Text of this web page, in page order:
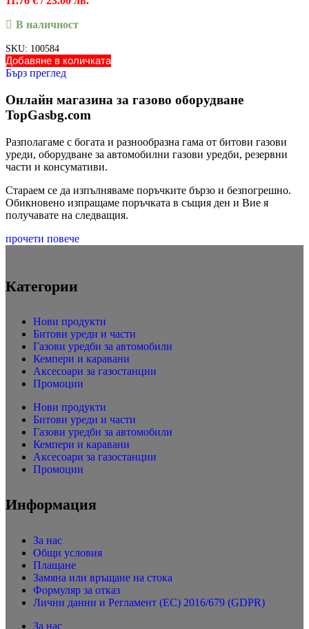
В наличност
SKU: 100584
Добавяне в количката
Бърз преглед
Онлайн магазина за газово оборудване
TopGasbg.com
Разполагаме с богата и разнообразна гама от битови газови
уреди, оборудване за автомобилни газови уредби, резервни
части и консумативи.
Стараем се да изпълняваме поръчките бързо и безпогрешно.
Обикновено изпращаме поръчката в същия ден и Вие я
получавате на следващия.
прочети повече
Категории
Нови продукти
Битови уреди и части
Газови уредби за автомобили
Кемпери и каравани
Аксесоари за газостанции
Промоции
Нови продукти
Битови уреди и части
Газови уредби за автомобили
Кемпери и каравани
Аксесоари за газостанции
Промоции
Информация
За нас
Общи условия
Плащане
Замяна или връщане на стока
Формуляр за отказ
Лични данни и Регламент (ЕС) 2016/679 (GDPR)
За нас